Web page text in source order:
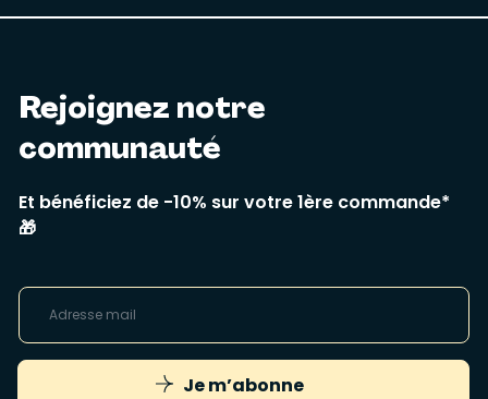
Rejoignez notre
communauté
Et bénéficiez de -10% sur votre 1ère commande*
🎁
Je m’abonne